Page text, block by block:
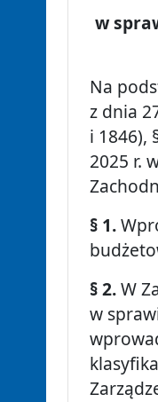
w
Na
z dnia
i 1846),
2025 r.
§ 1.
§ 2.W
w